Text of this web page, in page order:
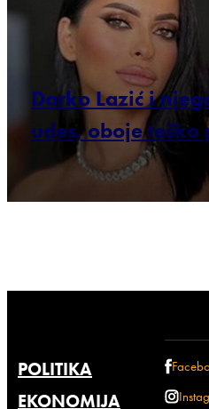
Darko Lazić i
udes, oboje
POLITIKA
EKONOMIJA